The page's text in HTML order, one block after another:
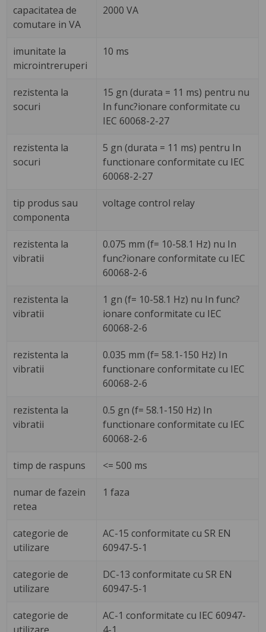
capacitatea de
comutare in VA
2000 VA
imunitate la
microintreruperi
10 ms
rezistenta la
socuri
15 gn (durata = 11 ms) pentru nu
In func?ionare conformitate cu
IEC 60068-2-27
rezistenta la
socuri
5 gn (durata = 11 ms) pentru In
functionare conformitate cu IEC
60068-2-27
tip produs sau
componenta
voltage control relay
rezistenta la
vibratii
0.075 mm (f= 10-58.1 Hz) nu In
func?ionare conformitate cu IEC
60068-2-6
rezistenta la
vibratii
1 gn (f= 10-58.1 Hz) nu In func?
ionare conformitate cu IEC
60068-2-6
rezistenta la
vibratii
0.035 mm (f= 58.1-150 Hz) In
functionare conformitate cu IEC
60068-2-6
rezistenta la
vibratii
0.5 gn (f= 58.1-150 Hz) In
functionare conformitate cu IEC
60068-2-6
timp de raspuns <= 500 ms
numar de fazein
retea
1 faza
categorie de
utilizare
AC-15 conformitate cu SR EN
60947-5-1
categorie de
utilizare
DC-13 conformitate cu SR EN
60947-5-1
categorie de
AC-1 conformitate cu IEC 60947-